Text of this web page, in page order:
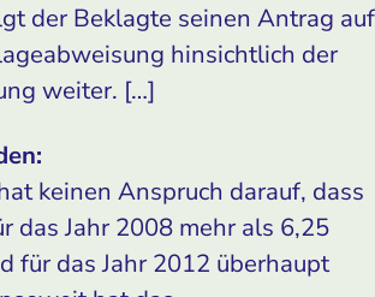
der Beklagte seinen Antrag auf
hinsichtlich der
weiter. […]
keinen Anspruch darauf, dass
das Jahr 2008 mehr als 6,25
für das Jahr 2012 überhaupt